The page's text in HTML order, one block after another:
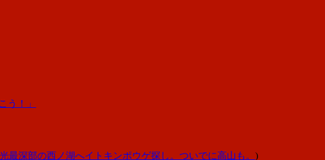
最深部の西ノ湖へイトキンポウゲ探し。ついでに高山も。 )